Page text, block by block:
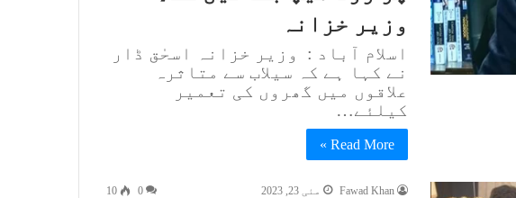
وزیر خزانہ
اسلام آباد : وزیر خزانہ اسحٰق ڈار
نے کہا ہے کہ سیلاب سے متاثرہ
علاقوں میں گھروں کی تعمیر
کیلئے…
Read More »
Fawad Khan مئی 23, 2023 0
10